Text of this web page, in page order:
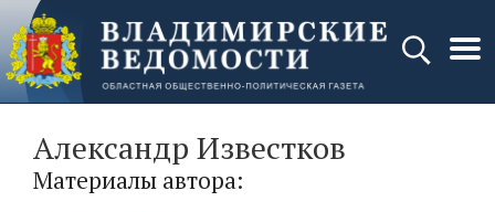
Александр Известков
Материалы автора: